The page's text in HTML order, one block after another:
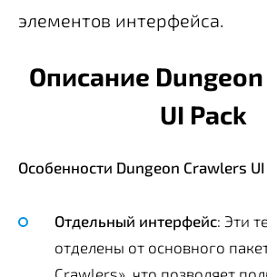
элементов интерфейса.
Описание
UI Pack
Особенности Dungeon Crawlers UI
Отдельный интерфейс: Эти
отделены от основного
Crawlers», что позволяет